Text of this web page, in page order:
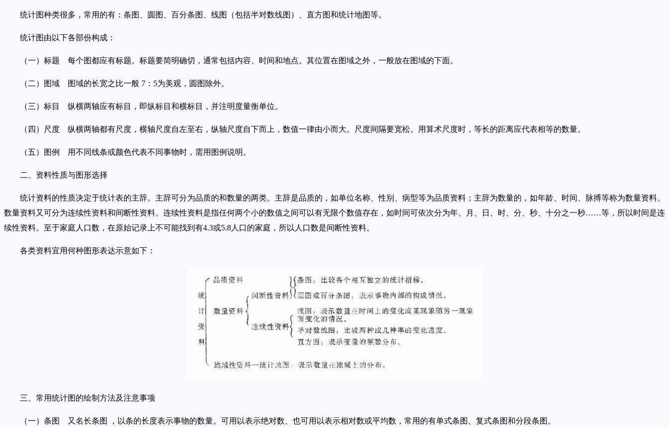
统计图种类很多，常用的有：条图、圆图、百分条图、线图（包括半对数线图）、直方图和统计地图等。
统计图由以下各部份构成：
（一）标题 每个图都应有标题。标题要简明确切，通常包括内容、时间和地点。其位置在图域之外，一般放在图域的下面。
（二）图域 图域的长宽之比一般 7：5为美观，圆图除外。
（三）标目 纵横两轴应有标目，即纵标目和横标目，并注明度量衡单位。
（四）尺度 纵横两轴都有尺度，横轴尺度自左至右，纵轴尺度自下而上，数值一律由小而大。尺度间隔要宽松。用算术尺度时，等长的距离应代表相等的数量。
（五）图例 用不同线条或颜色代表不同事物时，需用图例说明。
二、资料性质与图形选择
统计资料的性质决定于统计表的主辞。主辞可分为品质的和数量的两类。主辞是品质的，如单位名称、性别、病型等为品质资料；主辞为数量的，如年龄、时间、脉搏等称为数量资料。
数量资料又可分为连续性资料和间断性资料。连续性资料是指任何两个小的数值之间可以有无限个数值存在，如时间可依次分为年、月、日、时、分、秒、十分之一秒……等，所以时间是连
续性资料。至于家庭人口数，在原始记录上不可能找到有4.3或5.8人口的家庭，所以人口数是间断性资料。
各类资料宜用何种图形表达示意如下：
三、常用统计图的绘制方法及注意事项
（一）条图 又名长条图 ，以条的长度表示事物的数量。可用以表示绝对数、也可用以表示相对数或平均数，常用的有单式条图、复式条图和分段条图。